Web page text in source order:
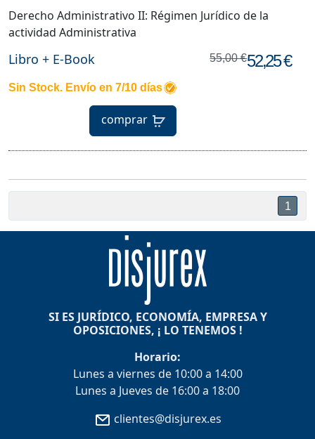
Libro + E-Book 55,00 €52,25 €
Sin Stock. Envío en 7/10 días
comprar
Derecho Administrativo II: Régimen Jurídico de la
actividad Administrativa
1
SI ES JURÍDICO, ECONOMÍA, EMPRESA Y
OPOSICIONES, ¡ LO TENEMOS !
Horario:
Lunes a viernes de 10:00 a 14:00
Lunes a Jueves de 16:00 a 18:00
clientes@disjurex.es